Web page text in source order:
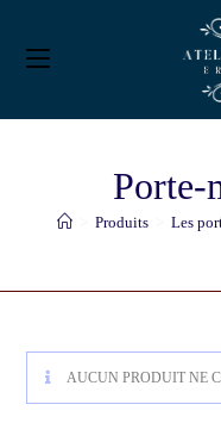
Porte-
Produits Les
AUCUN PRODUIT NE